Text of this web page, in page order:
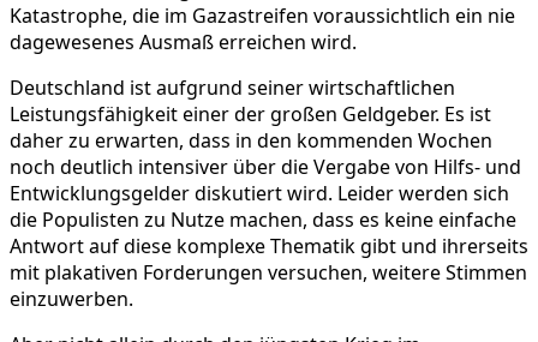
Katastrophe, die im Gazastreifen voraussichtlich ein nie
dagewesenes Ausmaß erreichen wird.
Deutschland ist aufgrund seiner wirtschaftlichen
Leistungsfähigkeit einer der großen Geldgeber. Es ist
daher zu erwarten, dass in den kommenden Wochen
noch deutlich intensiver über die Vergabe von Hilfs- und
Entwicklungsgelder diskutiert wird. Leider werden sich
die Populisten zu Nutze machen, dass es keine einfache
Antwort auf diese komplexe Thematik gibt und ihrerseits
mit plakativen Forderungen versuchen, weitere Stimmen
einzuwerben.